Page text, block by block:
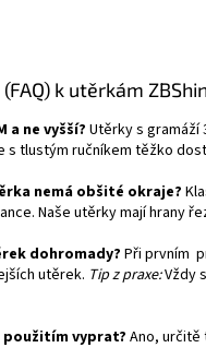
k utěrkám
a ne vyšší? Utěrky s gramáží
tlustým ručníkem těžko
nemá obšité okraje?
Naše utěrky mají hrany
dohromady? Při prvním
utěrek. Tip z praxe:Vždy
vyprat? Ano, určitě